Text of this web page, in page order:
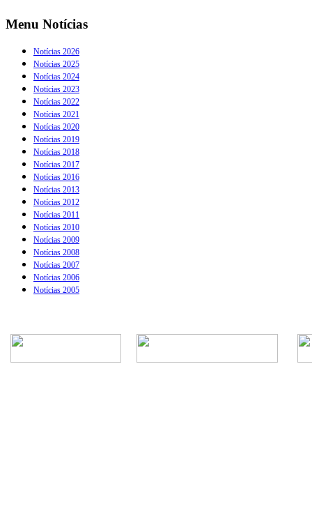
Menu Notícias
Notícias 2026
Notícias 2025
Notícias 2024
Notícias 2023
Notícias 2022
Notícias 2021
Notícias 2020
Notícias 2019
Notícias 2018
Notícias 2017
Notícias 2016
Notícias 2013
Notícias 2012
Notícias 2011
Notícias 2010
Notícias 2009
Notícias 2008
Notícias 2007
Notícias 2006
Notícias 2005